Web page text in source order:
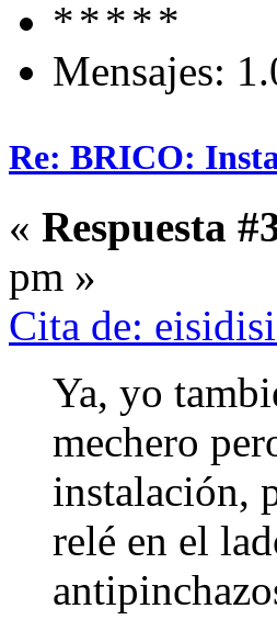
Mensajes:
Re: BRICO:
« Respuesta
pm »
Cita de:
Ya, yo
mechero
instalación,
relé en el